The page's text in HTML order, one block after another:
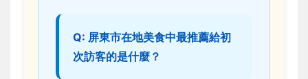
Q: 屏東市在地美食中最推薦給初
次訪客的是什麼？